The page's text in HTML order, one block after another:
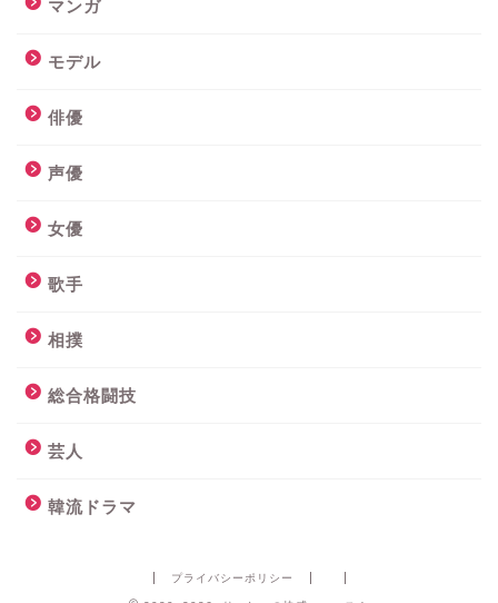
マンガ
モデル
俳優
声優
女優
歌手
相撲
総合格闘技
芸人
韓流ドラマ
プライバシーポリシー